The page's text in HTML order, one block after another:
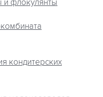
и флокулянты
кондитерских